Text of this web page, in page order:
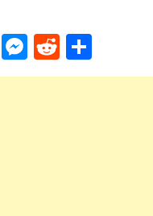
Telegram
Messenger
Reddit